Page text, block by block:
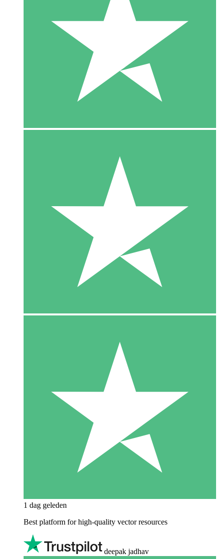
1 dag geleden
Best platform for high-quality vector resources
deepak jadhav